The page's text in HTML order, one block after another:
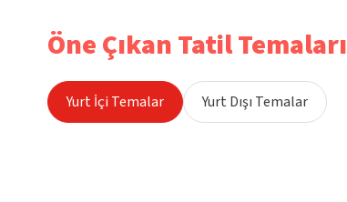
Öne Çıkan Tatil Temaları
Yurt İçi Temalar Yurt Dışı Temalar